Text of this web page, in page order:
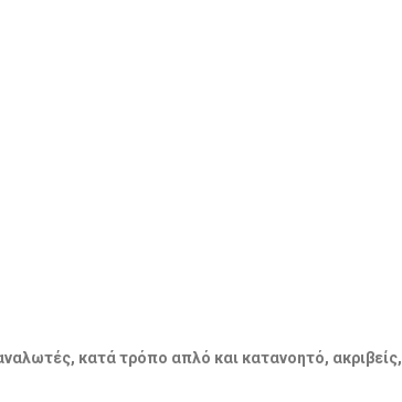
κατά τρόπο απλό και κατανοητό, ακριβείς,